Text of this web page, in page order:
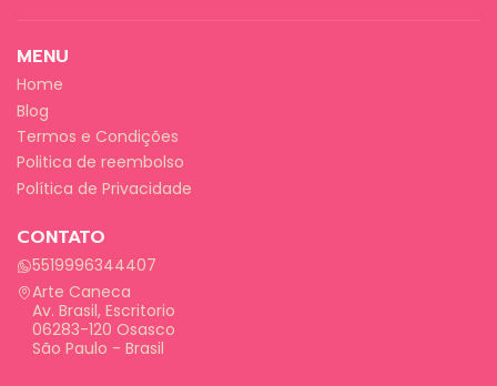
MENU
Home
Blog
Termos e Condições
Politica de reembolso
Política de Privacidade
CONTATO
5519996344407
Arte Caneca
Av. Brasil, Escritorio
06283-120 Osasco
São Paulo - Brasil